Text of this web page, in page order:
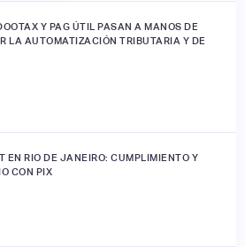
Y PAG ÚTIL PASAN A MANOS DE
LA AUTOMATIZACIÓN TRIBUTARIA Y DE
EN RIO DE JANEIRO: CUMPLIMIENTO Y
CON PIX